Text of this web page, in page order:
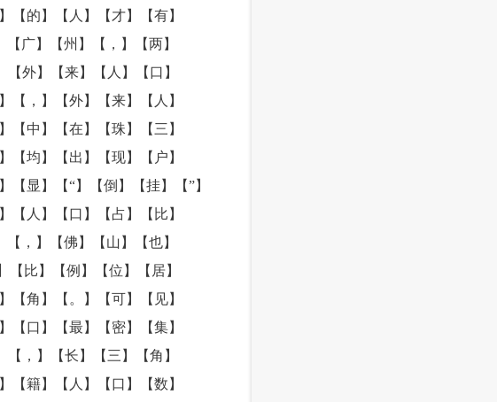
【的】【人】【才】【有】
广】【州】【，】【两】
外】【来】【人】【口】
【，】【外】【来】【人】
【中】【在】【珠】【三】
【均】【出】【现】【户】
【显】【“】【倒】【挂】【”】
【人】【口】【占】【比】
，】【佛】【山】【也】
【比】【例】【位】【居】
【角】【。】【可】【见】
【口】【最】【密】【集】
，】【长】【三】【角】
【籍】【人】【口】【数】